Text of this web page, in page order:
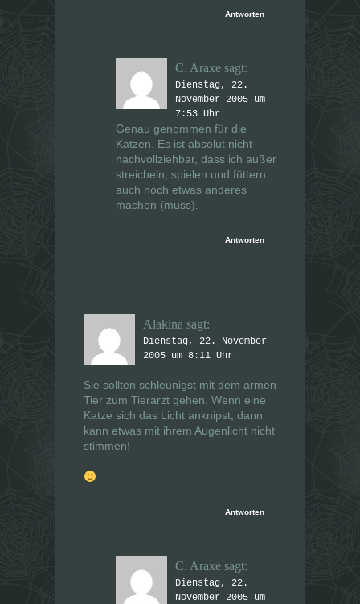
Antworten
C. Araxe sagt:
Dienstag, 22.
November 2005 um
7:53 Uhr
Genau genommen für die
Katzen. Es ist absolut nicht
nachvollziehbar, dass ich außer
streicheln, spielen und füttern
auch noch etwas anderes
machen (muss).
Antworten
Alakina sagt:
Dienstag, 22. November
2005 um 8:11 Uhr
Sie sollten schleunigst mit dem armen
Tier zum Tierarzt gehen. Wenn eine
Katze sich das Licht anknipst, dann
kann etwas mit ihrem Augenlicht nicht
stimmen!
Antworten
C. Araxe sagt:
Dienstag, 22.
November 2005 um